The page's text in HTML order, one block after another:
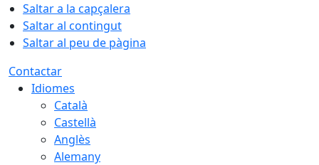
Saltar a la capçalera
Saltar al contingut
Saltar al peu de pàgina
Contactar
Idiomes
Català
Castellà
Anglès
Alemany